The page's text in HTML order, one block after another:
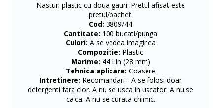
Nasturi plastic cu doua gauri. Pretul afisat este
pretul/pachet.
Cod: 3809/44
Cantitate: 100 bucati/punga
Culori: A se vedea imaginea
Compozitie: Plastic
Marime: 44 Lin (28 mm)
Tehnica aplicare: Coasere
Intretinere: Recomandari - A se folosi doar
detergenti fara clor. A nu se usca in uscator. A nu se
calca. A nu se curata chimic.